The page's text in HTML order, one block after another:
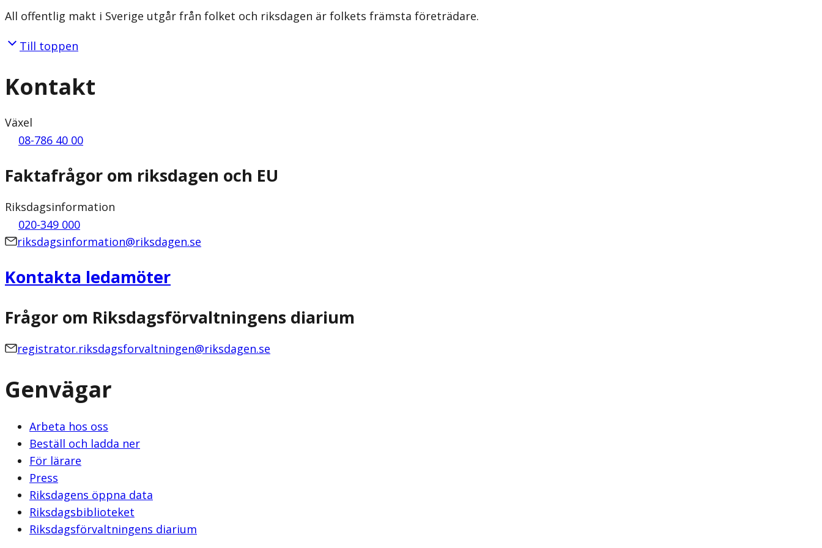
All offentlig makt i Sverige utgår från folket och riksdagen är folkets främsta företrädare.
Till toppen
Kontakt
Växel
08-786 40 00
Faktafrågor om riksdagen och EU
Riksdagsinformation
020-349 000
riksdagsinformation@riksdagen.se
Kontakta ledamöter
Frågor om Riksdagsförvaltningens diarium
registrator.riksdagsforvaltningen@riksdagen.se
Genvägar
Arbeta hos oss
Beställ och ladda ner
För lärare
Press
Riksdagens öppna data
Riksdagsbiblioteket
Riksdagsförvaltningens diarium